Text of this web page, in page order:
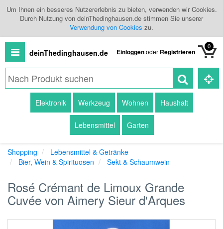
Um Ihnen ein besseres Nutzererlebnis zu bieten, verwenden wir Cookies.
Durch Nutzung von deinThedinghausen.de stimmen Sie unserer
Verwendung von Cookies zu.
deinThedinghausen.de Einloggenoder Registrieren
0
Produkte
Händlerübersicht
Elektronik Werkzeug Wohnen Haushalt
Lebensmittel Garten
Shopping
Lebensmittel & Getränke
Bier, Wein & Spirituosen
Sekt & Schaumwein
Rosé Crémant de Limoux Grande
Cuvée von Aimery Sieur d'Arques